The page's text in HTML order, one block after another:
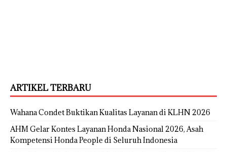
ARTIKEL TERBARU
Wahana Condet Buktikan Kualitas Layanan di KLHN 2026
AHM Gelar Kontes Layanan Honda Nasional 2026, Asah
Kompetensi Honda People di Seluruh Indonesia